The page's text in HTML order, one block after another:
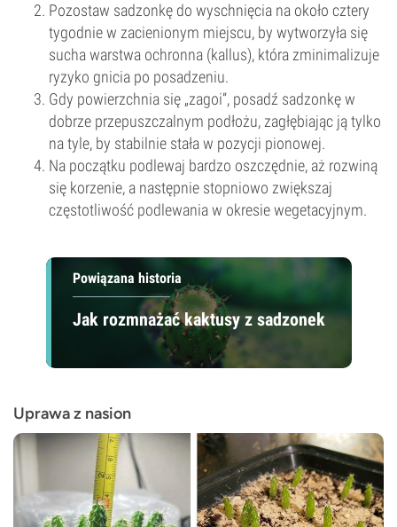
Pozostaw sadzonkę do wyschnięcia na około cztery
tygodnie w zacienionym miejscu, by wytworzyła się
sucha warstwa ochronna (kallus), która zminimalizuje
ryzyko gnicia po posadzeniu.
Gdy powierzchnia się „zagoi”, posadź sadzonkę w
dobrze przepuszczalnym podłożu, zagłębiając ją tylko
na tyle, by stabilnie stała w pozycji pionowej.
Na początku podlewaj bardzo oszczędnie, aż rozwiną
się korzenie, a następnie stopniowo zwiększaj
częstotliwość podlewania w okresie wegetacyjnym.
Powiązana historia
Jak rozmnażać kaktusy z sadzonek
Uprawa z nasion